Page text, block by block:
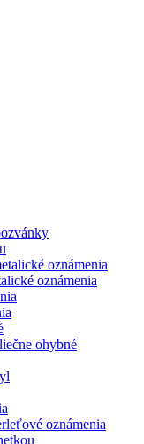
oznámenia
oznámenia
ohybné
oznámenia